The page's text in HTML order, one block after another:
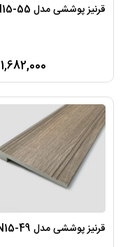
قرنیز پوششی مدل N15-55
1,682,000تومان
قرنیز پوششی مدل N15-49